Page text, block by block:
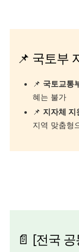
📌 국토부
📌 국토교통
혜는 불가
📌 지자체 지
지역 맞춤형
📄 [전국